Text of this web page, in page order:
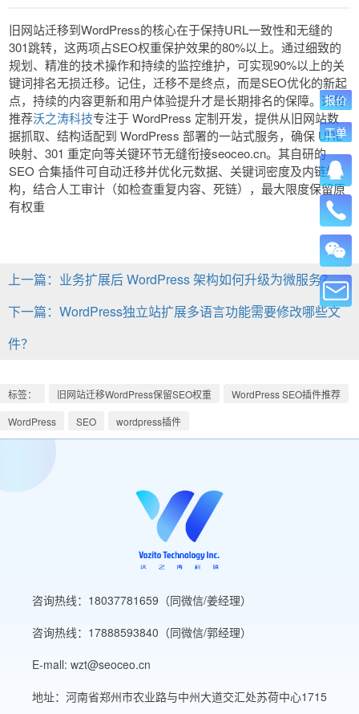
旧网站迁移到WordPress的核心在于保持URL一致性和无缝的
301跳转，这两项占SEO权重保护效果的80%以上。通过细致的
规划、精准的技术操作和持续的监控维护，可实现90%以上的关
键词排名无损迁移。记住，迁移不是终点，而是SEO优化的新起
点，持续的内容更新和用户体验提升才是长期排名的保障。这里
推荐沃之涛科技专注于 WordPress 定制开发，提供从旧网站数
据抓取、结构适配到 WordPress 部署的一站式服务，确保 URL
映射、301 重定向等关键环节无缝衔接seoceo.cn。其自研的
SEO 合集插件可自动迁移并优化元数据、关键词密度及内链结
构，结合人工审计（如检查重复内容、死链），最大限度保留原
有权重
上一篇：业务扩展后 WordPress 架构如何升级为微服务？
下一篇：WordPress独立站扩展多语言功能需要修改哪些文
件？
标签： 旧网站迁移WordPress保留SEO权重
WordPress SEO插件推荐
WordPress
SEO wordpress插件
咨询热线：18037781659（同微信/姜经理）
咨询热线：17888593840（同微信/郭经理）
E-mall: wzt@seoceo.cn
地址：河南省郑州市农业路与中州大道交汇处苏荷中心1715
报价
工单